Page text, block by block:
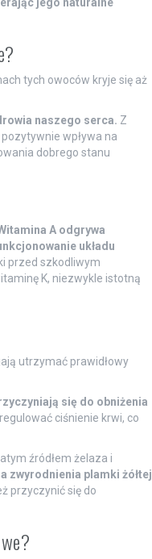
tych owoców kryje się aż
naszego serca. Z
wpływa na
dobrego stanu
A odgrywa
układu
przed szkodliwym
K, niezwykle istotną
utrzymać prawidłowy
się do obniżenia
ciśnienie krwi, co
źródłem żelaza i
zwyrodnienia plamki żółtej
przyczynić się do